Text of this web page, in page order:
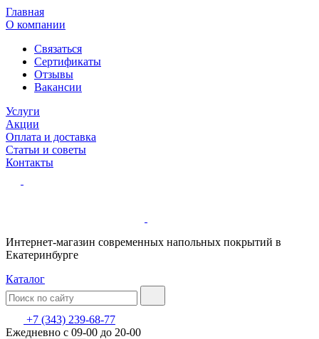
Главная
О компании
Связаться
Сертификаты
Отзывы
Вакансии
Услуги
Акции
Оплата и доставка
Статьи и советы
Контакты
Интернет-магазин современных напольных покрытий в
Екатеринбурге
Каталог
+7 (343) 239-68-77
Ежедневно с 09-00 до 20-00